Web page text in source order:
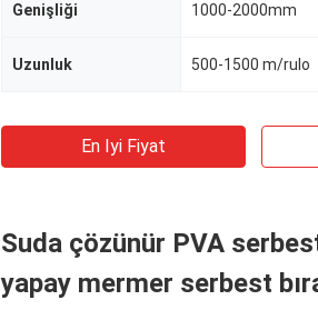
Genişliği 1000-2000mm
Uzunluk 500-1500 m/rulo
En Iyi Fiyat
Suda çözünür PVA
yapay mermer serbest